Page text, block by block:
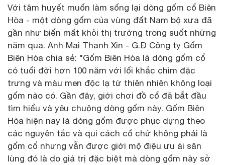
Với tâm huyết muốn làm sống lại dòng gốm cổ Biên
Hòa - một dòng gốm của vùng đất Nam bộ xưa đã
gần như biến mất khỏi thị trường trong suốt những
năm qua. Anh Mai Thanh Xin - G.Đ Công ty Gốm
Biên Hòa chia sẻ: "Gốm Biên Hòa là dòng gốm cổ
có tuổi đời hơn 100 năm với lối khắc chìm đặc
trưng và màu men độc lạ từ thiên nhiên không loại
gốm nào có. Gần đây, giới chơi đồ cổ đã bắt đầu
tìm hiểu và yêu chuộng dòng gốm này. Gốm Biên
Hòa hiện nay là dòng gốm được phục dựng theo
các nguyên tắc và qui cách cổ chứ không phải là
gốm cổ nhưng vẫn được giới mộ điệu ưu ái săn
lùng đó là do giá trị đặc biệt mà dòng gốm này sở